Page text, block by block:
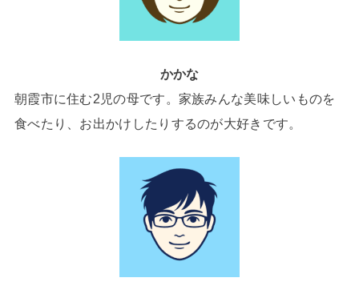
かかな
朝霞市に住む2児の母です。家族みんな美味しいものを
食べたり、お出かけしたりするのが大好きです。